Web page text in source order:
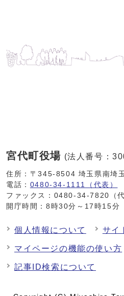
宮代町役場 (法人番号：
住所：〒345-8504 埼玉県南埼
電話： 0480-34-1111（代表）
ファックス：0480-34-7820（
開庁時間：8時30分～17時15分
個人情報について サイ
マイページの機能の使い方
記事ID検索について